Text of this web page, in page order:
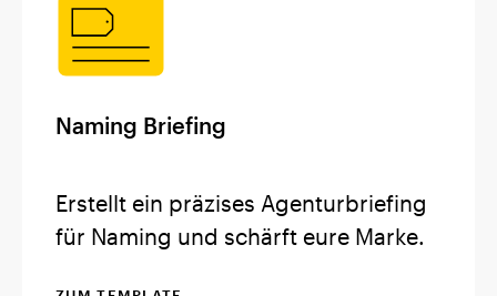
Naming Briefing
Erstellt ein präzises Agenturbriefing
für Naming und schärft eure Marke.